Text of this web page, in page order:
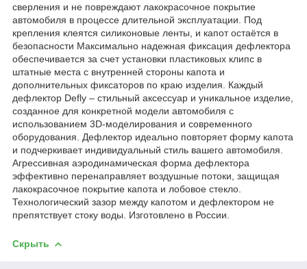
сверления и не повреждают лакокрасочное покрытие
автомобиля в процессе длительной эксплуатации. Под
крепления клеятся силиконовые ленты, и капот остаётся в
безопасности Максимально надежная фиксация дефлектора
обеспечивается за счет установки пластиковых клипс в
штатные места с внутренней стороны капота и
дополнительных фиксаторов по краю изделия. Каждый
дефлектор Defly – стильный аксессуар и уникальное изделие,
созданное для конкретной модели автомобиля с
использованием 3D-моделирования и современного
оборудования. Дефлектор идеально повторяет форму капота
и подчеркивает индивидуальный стиль вашего автомобиля.
Агрессивная аэродинамическая форма дефлектора
эффективно перенаправляет воздушные потоки, защищая
лакокрасочное покрытие капота и лобовое стекло.
Технологический зазор между капотом и дефлектором не
препятствует стоку воды. Изготовлено в России.
Скрыть